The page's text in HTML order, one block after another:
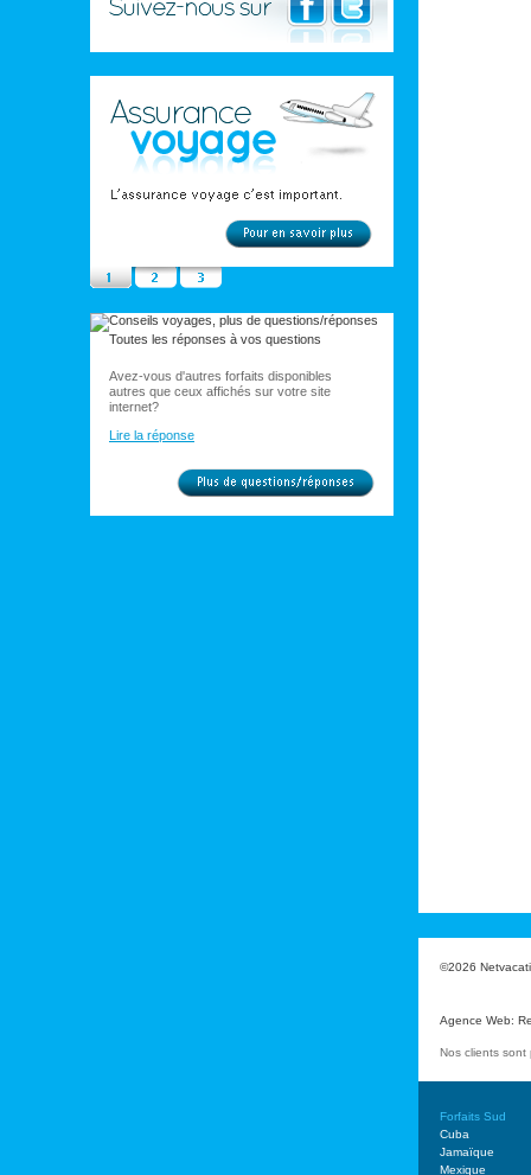
Toutes les réponses à vos questions
Avez-vous d'autres forfaits disponibles
autres que ceux affichés sur votre site
internet?
Lire la réponse
©2026
Agence Web:
Nos clients sont
Forfaits Sud
Cuba
Jamaïque
Mexique